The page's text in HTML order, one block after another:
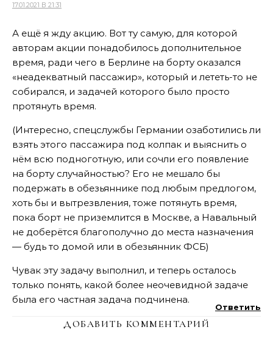
17.01.2021 В 21:31
А ещё я жду акцию. Вот ту самую, для которой
авторам акции понадобилось дополнительное
время, ради чего в Берлине на борту оказался
«неадекватный пассажир», который и лететь-то не
собирался, и задачей которого было просто
протянуть время.
(Интересно, спецслужбы Германии озаботились ли
взять этого пассажира под колпак и выяснить о
нём всю подноготную, или сочли его появление
на борту случайностью? Его не мешало бы
подержать в обезьяннике под любым предлогом,
хоть бы и вытрезвления, тоже потянуть время,
пока борт не приземлится в Москве, а Навальный
не доберётся благополучно до места назначения
— будь то домой или в обезьянник ФСБ)
Чувак эту задачу выполнил, и теперь осталось
только понять, какой более неочевидной задаче
была его частная задача подчинена.
Ответить
ДОБАВИТЬ КОММЕНТАРИЙ